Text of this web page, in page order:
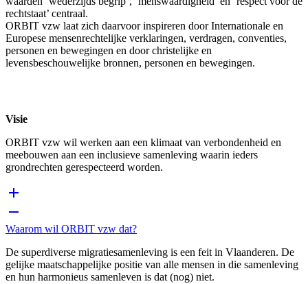
rechtstaat’ centraal.
ORBIT vzw laat zich daarvoor inspireren door Internationale en
Europese mensenrechtelijke verklaringen, verdragen, conventies,
personen en bewegingen en door christelijke en
levensbeschouwelijke bronnen, personen en bewegingen.
Visie
ORBIT vzw wil werken aan een klimaat van verbondenheid en
meebouwen aan een inclusieve samenleving waarin ieders
grondrechten gerespecteerd worden.
Waarom wil ORBIT vzw dat?
De superdiverse migratiesamenleving is een feit in Vlaanderen. De
gelijke maatschappelijke positie van alle mensen in die samenleving
en hun harmonieus samenleven is dat (nog) niet.